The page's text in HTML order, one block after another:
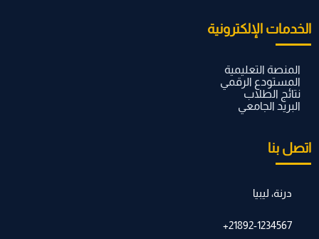
الخدمات الإلكترونية
المنصة التعليمية
المستودع الرقمي
نتائج الطلاب
البريد الجامعي
اتصل بنا
درنة، ليبيا
21892-1234567+